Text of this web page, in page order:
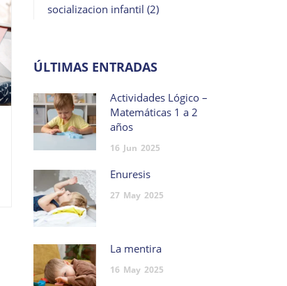
socializacion infantil (2)
ÚLTIMAS ENTRADAS
Actividades Lógico –
Matemáticas 1 a 2
años
16 Jun 2025
Enuresis
27 May 2025
La mentira
16 May 2025